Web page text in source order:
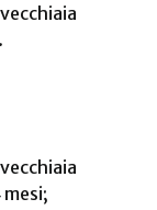
mesi;